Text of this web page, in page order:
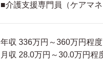
■介護支援専門員（ケアマネ
年収 336万円～360万円程
月収 28.0万円～30.0万円程